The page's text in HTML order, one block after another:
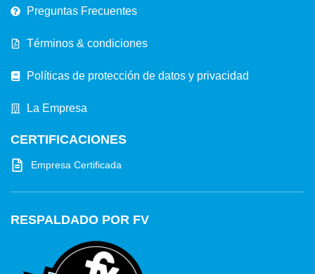
Preguntas Frecuentes
Términos & condiciones
Políticas de protección de datos y privacidad
La Empresa
CERTIFICACIONES
Empresa Certificada
RESPALDADO POR FV